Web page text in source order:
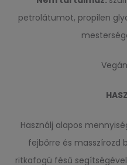
petrolátumot, propilen
Használj alapos
fejbőrre és masszírozd
ritkafogú fésű